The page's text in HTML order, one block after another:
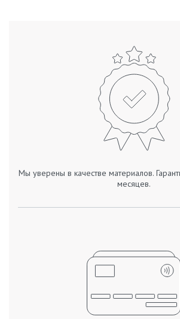
Мы уверены в качестве материалов.
месяцев.